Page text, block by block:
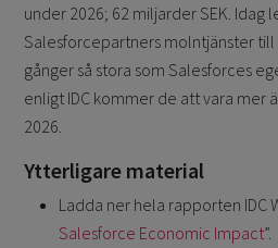
under 2026; 62 miljarder SEK.
Salesforcepartners molntjänster till
gånger så stora som Salesforces
enligt IDC kommer de att vara mer
2026.
Ytterligare material
Ladda ner hela rapporten IDC
Salesforce Economic Impact”.